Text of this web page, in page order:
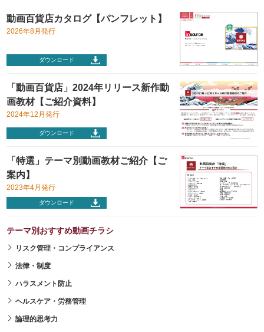
動画百貨店カタログ【パンフレット】
2026年8月発行
ダウンロード
「動画百貨店」2024年リリース新作動
画教材【ご紹介資料】
2024年12月発行
ダウンロード
「特選」テーマ別動画教材ご紹介【ご
案内】
2023年4月発行
ダウンロード
テーマ別おすすめ動画チラシ
リスク管理・コンプライアンス
法律・制度
ハラスメント防止
ヘルスケア・労務管理
論理的思考力